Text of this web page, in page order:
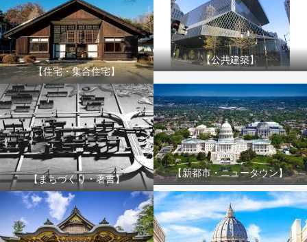
【住宅・集合住宅】
【公共建築】
【まちづくり・著書】
【新都市・ニュータウン】